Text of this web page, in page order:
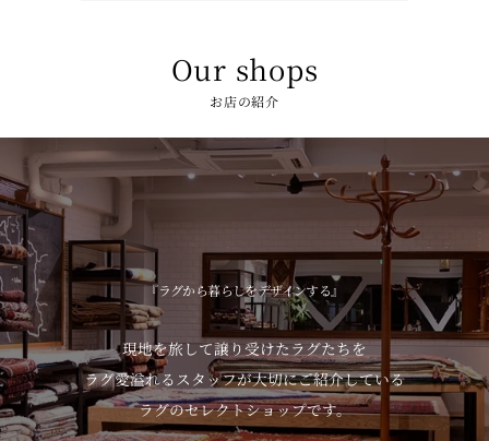
Our shops
お店の紹介
『ラグから暮らしをデザインする』
現地を旅して譲り受けたラグたちを
ラグ愛溢れるスタッフが大切にご紹介している
ラグのセレクトショップです。